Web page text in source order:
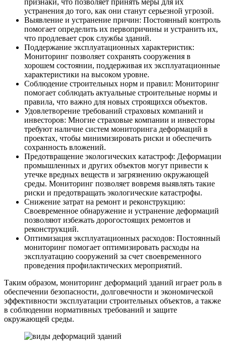
устранения до того, как они станут серьезной угрозой.
Выявление и устранение причин: Постоянный контроль
помогает определить их первопричины и устранить их,
что продлевает срок службы зданий.
Поддержание эксплуатационных характеристик:
Мониторинг позволяет сохранять сооружения в
хорошем состоянии, поддерживая их эксплуатационные
характеристики на высоком уровне.
Соблюдение строительных норм и правил: Мониторинг
помогает соблюдать актуальные строительные нормы и
правила, что важно для новых строящихся объектов.
Удовлетворение требований страховых компаний и
инвесторов: Многие страховые компании и инвесторы
требуют наличие систем мониторинга деформаций в
проектах, чтобы минимизировать риски и обеспечить
сохранность вложений.
Предотвращение экологических катастроф: Деформации
промышленных и других объектов могут привести к
утечке вредных веществ и загрязнению окружающей
среды. Мониторинг позволяет вовремя выявлять такие
риски и предотвращать экологические катастрофы.
Снижение затрат на ремонт и реконструкцию:
Своевременное обнаружение и устранение деформаций
позволяют избежать дорогостоящих ремонтов и
реконструкций.
Оптимизация эксплуатационных расходов: Постоянный
мониторинг помогает оптимизировать расходы на
эксплуатацию сооружений за счет своевременного
проведения профилактических мероприятий.
Таким образом, мониторинг деформаций зданий играет роль в
обеспечении безопасности, долговечности и экономической
эффективности эксплуатации строительных объектов, а также
в соблюдении нормативных требований и защите
окружающей среды.